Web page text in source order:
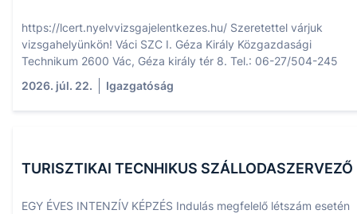
https://lcert.nyelvvizsgajelentkezes.hu/ Szeretettel várjuk
vizsgahelyünkön! Váci SZC I. Géza Király Közgazdasági
Technikum 2600 Vác, Géza király tér 8. Tel.: 06-27/504-245
2026. júl. 22.
Igazgatóság
TURISZTIKAI TECNHIKUS SZÁLLODASZERVEZŐ
EGY ÉVES INTENZÍV KÉPZÉS Indulás megfelelő létszám esetén